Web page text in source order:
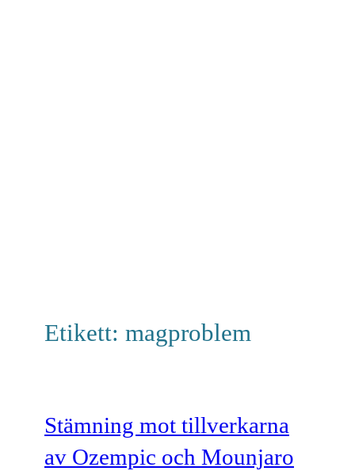
Etikett: magproblem
Stämning mot tillverkarna
av Ozempic och Mounjaro